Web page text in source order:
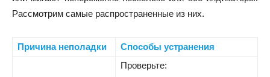
Рассмотрим самые распространенные из них.
Причина неполадки Способы устранения
Проверьте: